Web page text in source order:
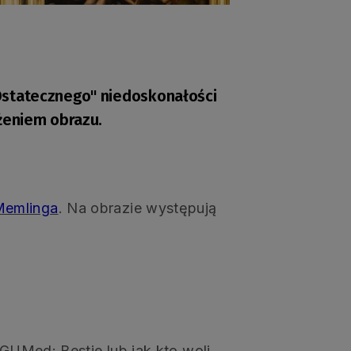
niedoskonałości
obrazu.
. Na obrazie występują